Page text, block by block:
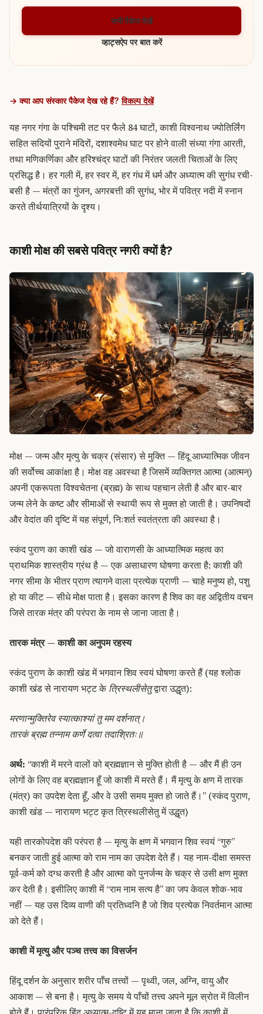
सभी पैकेज देखें
व्हाट्सऐप पर बात करें
→ क्या आप संस्कार पैकेज देख रहे हैं?विकल्प देखें
यह नगर गंगा के पश्चिमी तट पर फैले 84 घाटों, काशी विश्वनाथ ज्योतिर्लिंग
सहित सदियों पुराने मंदिरों,दशाश्वमेध घाट पर होने वाली संध्या गंगा आरती,
तथा मणिकर्णिका और हरिश्चंद्र घाटों की निरंतर जलती चिताओं के लिए
प्रसिद्ध है। हर गली में, हर स्वर में, हर गंध में धर्म और अध्यात्म की सुगंध रची-
बसी है — मंत्रों का गुंजन, अगरबत्ती की सुगंध, भोर में पवित्र नदी में स्नान
करते तीर्थयात्रियों के दृश्य।
काशी मोक्ष की सबसे पवित्र नगरी क्यों है?
मोक्ष — जन्म और मृत्यु के चक्र (संसार) से मुक्ति — हिंदू आध्यात्मिक जीवन
की सर्वोच्च आकांक्षा है। मोक्ष वह अवस्था है जिसमें व्यक्तिगत आत्मा (आत्मन्)
अपनी एकरूपता विश्वचेतना (ब्रह्म) के साथ पहचान लेती है और बार-बार
जन्म लेने के कष्ट और सीमाओं से स्थायी रूप से मुक्त हो जाती है। उपनिषदों
और वेदांत की दृष्टि में यह संपूर्ण, निःशर्त स्वतंत्रता की अवस्था है।
स्कंद पुराण का काशी खंड — जो वाराणसी के आध्यात्मिक महत्व का
प्राथमिक शास्त्रीय ग्रंथ है — एक असाधारण घोषणा करता है: काशी की
नगर सीमा के भीतर प्राण त्यागने वाला प्रत्येक प्राणी — चाहे मनुष्य हो, पशु
हो या कीट — सीधे मोक्ष पाता है। इसका कारण है शिव का वह अद्वितीय वचन
जिसे तारक मंत्र की परंपरा के नाम से जाना जाता है।
तारक मंत्र — काशी का अनुपम रहस्य
स्कंद पुराण के काशी खंड में भगवान शिव स्वयं घोषणा करते हैं (यह श्लोक
काशी खंड से नारायण भट्ट केत्रिस्थलीसेतुद्वारा उद्धृत):
मरणान्मुक्तिरेव स्यात्काश्यां तु मम दर्शनात्।
तारकं ब्रह्म तन्नाम कर्णे दत्वा तदाश्रितः॥
अर्थ: “काशी में मरने वालों को ब्रह्मज्ञान से मुक्ति होती है — और मैं ही उन
लोगों के लिए वह ब्रह्मज्ञान हूँ जो काशी में मरते हैं। मैं मृत्यु के क्षण में तारक
(मंत्र) का उपदेश देता हूँ, और वे उसी समय मुक्त हो जाते हैं।” (स्कंद पुराण,
काशी खंड — नारायण भट्ट कृत त्रिस्थलीसेतु में उद्धृत)
यही तारकोपदेश की परंपरा है — मृत्यु के क्षण में भगवान शिव स्वयं “गुरु”
बनकर जाती हुई आत्मा को राम नाम का उपदेश देते हैं। यह नाम-दीक्षा समस्त
पूर्व-कर्म को दग्ध करती है और आत्मा को पुनर्जन्म के चक्र से उसी क्षण मुक्त
कर देती है। इसीलिए काशी में “राम नाम सत्य है” का जप केवल शोक-भाव
नहीं — यह उस दिव्य वाणी की प्रतिध्वनि है जो शिव प्रत्येक निवर्तमान आत्मा
को देते हैं।
काशी में मृत्यु और पञ्च तत्त्व का विसर्जन
हिंदू दर्शन के अनुसार शरीर पाँच तत्त्वों — पृथ्वी, जल, अग्नि, वायु और
आकाश — से बना है। मृत्यु के समय ये पाँचों तत्त्व अपने मूल स्रोत में विलीन